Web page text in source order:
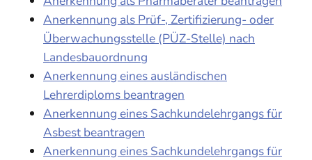
Anerkennung als Prüf-, Zertifizierung- oder
Überwachungsstelle (PÜZ-Stelle) nach
Landesbauordnung
Anerkennung eines ausländischen
Lehrerdiploms beantragen
Anerkennung eines Sachkundelehrgangs für
Asbest beantragen
Anerkennung eines Sachkundelehrgangs für